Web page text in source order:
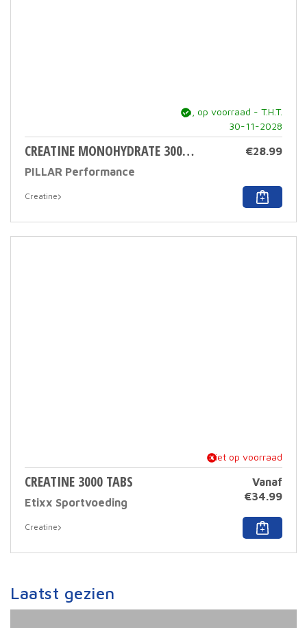
ja, op voorraad - T.H.T.
30-11-2028
CREATINE MONOHYDRATE 300 GR
PILLAR Performance
€28.99
Creatine
niet op voorraad
CREATINE 3000 TABS
Etixx Sportvoeding
Vanaf
€34.99
Creatine
Dit
kan
Laatst gezien